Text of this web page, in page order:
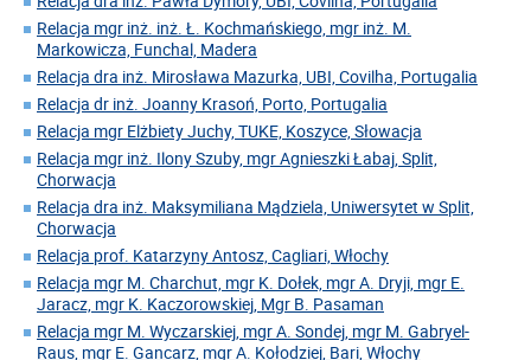
Relacja mgr inż. inż. Ł. Kochmańskiego, mgr inż. M.
Markowicza, Funchal, Madera
Relacja dra inż. Mirosława Mazurka, UBI, Covilha, Portugalia
Relacja dr inż. Joanny Krasoń, Porto, Portugalia
Relacja mgr Elżbiety Juchy, TUKE, Koszyce, Słowacja
Relacja mgr inż. Ilony Szuby, mgr Agnieszki Łabaj, Split,
Chorwacja
Relacja dra inż. Maksymiliana Mądziela, Uniwersytet w Split,
Chorwacja
Relacja prof. Katarzyny Antosz, Cagliari, Włochy
Relacja mgr M. Charchut, mgr K. Dołek, mgr A. Dryji, mgr E.
Jaracz, mgr K. Kaczorowskiej, Mgr B. Pasaman
Relacja mgr M. Wyczarskiej, mgr A. Sondej, mgr M. Gabryel-
Raus, mgr E. Gancarz, mgr A. Kołodziej, Bari, Włochy